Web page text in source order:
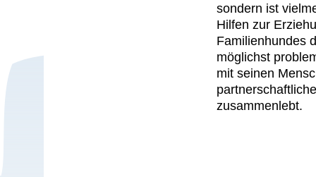
sondern ist
Hilfen zur
Familienhundes
möglichst
mit seinen
zusammenlebt.